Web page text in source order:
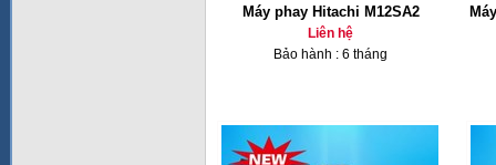
Máy phay Hitachi M12SA2
Liên hệ
Bảo hành : 6 tháng